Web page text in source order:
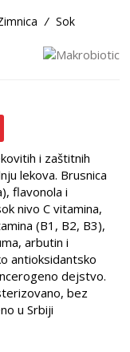
/ Sok
i zaštitnih
lekova. Brusnica
flavonola i
nivo C vitamina,
(B1, B2, B3),
arbutin i
antioksidantsko
dejstvo.
bez
u Srbiji